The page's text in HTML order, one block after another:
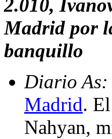
2.010,
Madrid por
banquillo
Diario As:
Madrid.
Nahyan,